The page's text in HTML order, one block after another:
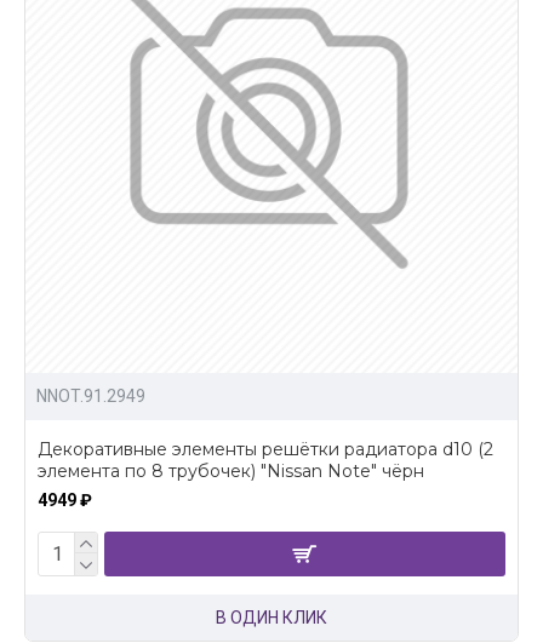
NNOT.91.2949
Декоративные элементы решётки радиатора d10 (2
элемента по 8 трубочек) "Nissan Note" чёрн
4949 ₽
В ОДИН КЛИК